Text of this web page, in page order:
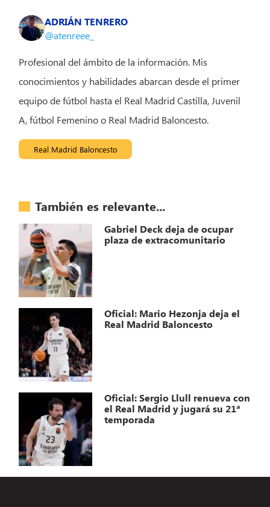
ADRIÁN TENRERO
@atenreee_
Profesional del ámbito de la información. Mis
conocimientos y habilidades abarcan desde el primer
equipo de fútbol hasta el Real Madrid Castilla, Juvenil
A, fútbol Femenino o Real Madrid Baloncesto.
Real Madrid Baloncesto
También es relevante...
Gabriel Deck deja de ocupar
plaza de extracomunitario
Oficial: Mario Hezonja deja el
Real Madrid Baloncesto
Oficial: Sergio Llull renueva con
el Real Madrid y jugará su 21ª
temporada